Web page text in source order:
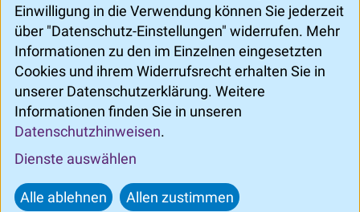
©ZertSozial
ImpressumDatenschutzDatenschutz-Einstellungen
Einwilligung in die Verwendung können Sie jederzeit
über "Datenschutz-Einstellungen" widerrufen. Mehr
Informationen zu den im Einzelnen eingesetzten
Cookies und ihrem Widerrufsrecht erhalten Sie in
unserer Datenschutzerklärung. Weitere
Informationen finden Sie in unseren
Datenschutzhinweisen.
Dienste auswählen
Alle ablehnen Allen zustimmen